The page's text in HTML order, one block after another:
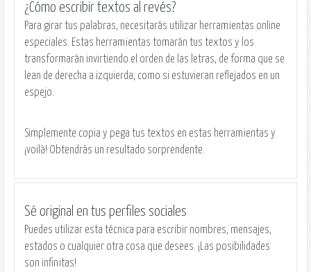
¿Cómo escribir textos al revés?
Para girar tus palabras, necesitarás utilizar herramientas online
especiales. Estas herramientas tomarán tus textos y los
transformarán invirtiendo el orden de las letras, de forma que se
lean de derecha a izquierda, como si estuvieran reflejados en un
espejo.
Simplemente copia y pega tus textos en estas herramientas y
¡voilà! Obtendrás un resultado sorprendente.
Sé original en tus perfiles sociales
Puedes utilizar esta técnica para escribir nombres, mensajes,
estados o cualquier otra cosa que desees. ¡Las posibilidades
son infinitas!